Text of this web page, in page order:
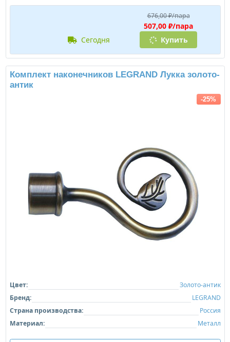
676,00 ₽/пара
507,00 ₽/пара
сегодня
Купить
Комплект наконечников LEGRAND Лукка золото-
антик
-25%
Цвет:
Золото-антик
Бренд:
LEGRAND
Страна производства:
Россия
Материал:
Металл